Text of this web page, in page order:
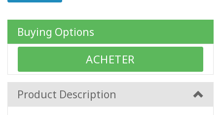
Buying Options
ACHETER
Product Description